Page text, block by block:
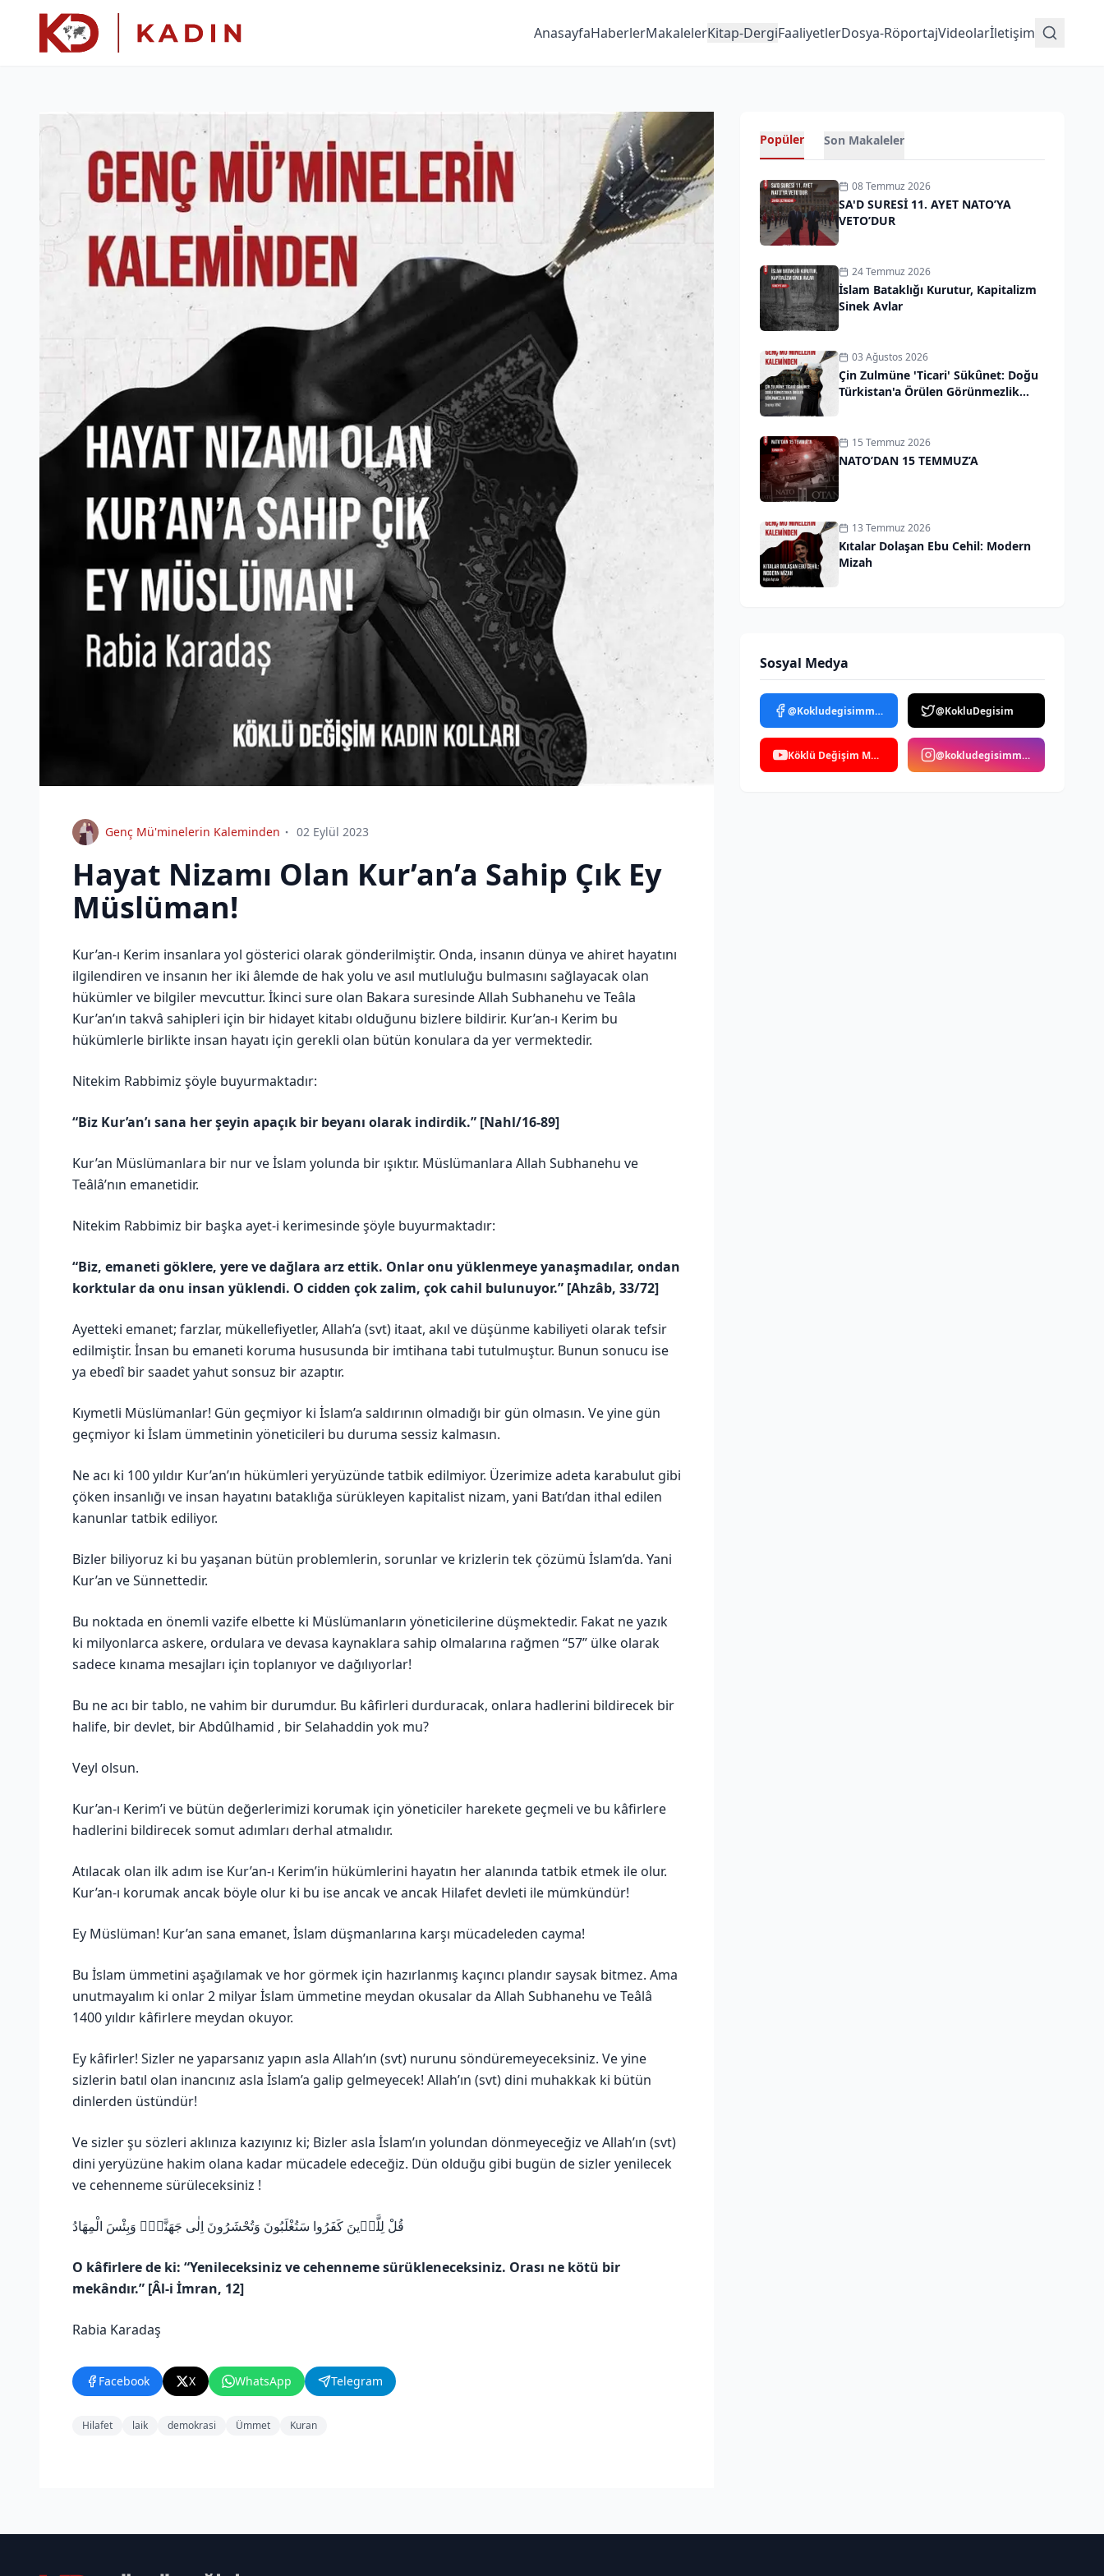
AnasayfaHaberlerMakalelerKitap-DergiFaaliyetlerDosya-RöportajVideolarİletişim
Genç Mü'minelerin Kaleminden 02 Eylül 2023
Hayat Nizamı Olan Kur’an’a Sahip Çık Ey
Müslüman!
Kur’an-ı Kerim insanlara yol gösterici olarak gönderilmiştir. Onda, insanın dünya ve ahiret hayatını
ilgilendiren ve insanın her iki âlemde de hak yolu ve asıl mutluluğu bulmasını sağlayacak olan
hükümler ve bilgiler mevcuttur. İkinci sure olan Bakara suresinde Allah Subhanehu ve Teâla
Kur’an’ın takvâ sahipleri için bir hidayet kitabı olduğunu bizlere bildirir. Kur’an-ı Kerim bu
hükümlerle birlikte insan hayatı için gerekli olan bütün konulara da yer vermektedir.
Nitekim Rabbimiz şöyle buyurmaktadır:
“Biz Kur’an’ı sana her şeyin apaçık bir beyanı olarak indirdik.” [Nahl/16-89]
Kur’an Müslümanlara bir nur ve İslam yolunda bir ışıktır. Müslümanlara Allah Subhanehu ve
Teâlâ’nın emanetidir.
Nitekim Rabbimiz bir başka ayet-i kerimesinde şöyle buyurmaktadır:
“Biz, emaneti göklere, yere ve dağlara arz ettik. Onlar onu yüklenmeye yanaşmadılar, ondan
korktular da onu insan yüklendi. O cidden çok zalim, çok cahil bulunuyor.” [Ahzâb, 33/72]
Ayetteki emanet; farzlar, mükellefiyetler, Allah’a (svt) itaat, akıl ve düşünme kabiliyeti olarak tefsir
edilmiştir. İnsan bu emaneti koruma hususunda bir imtihana tabi tutulmuştur. Bunun sonucu ise
ya ebedî bir saadet yahut sonsuz bir azaptır.
Kıymetli Müslümanlar! Gün geçmiyor ki İslam’a saldırının olmadığı bir gün olmasın. Ve yine gün
geçmiyor ki İslam ümmetinin yöneticileri bu duruma sessiz kalmasın.
Ne acı ki 100 yıldır Kur’an’ın hükümleri yeryüzünde tatbik edilmiyor. Üzerimize adeta karabulut gibi
çöken insanlığı ve insan hayatını bataklığa sürükleyen kapitalist nizam, yani Batı’dan ithal edilen
kanunlar tatbik ediliyor.
Bizler biliyoruz ki bu yaşanan bütün problemlerin, sorunlar ve krizlerin tek çözümü İslam’da. Yani
Kur’an ve Sünnettedir.
Bu noktada en önemli vazife elbette ki Müslümanların yöneticilerine düşmektedir. Fakat ne yazık
ki milyonlarca askere, ordulara ve devasa kaynaklara sahip olmalarına rağmen “57” ülke olarak
sadece kınama mesajları için toplanıyor ve dağılıyorlar!
Bu ne acı bir tablo, ne vahim bir durumdur. Bu kâfirleri durduracak, onlara hadlerini bildirecek bir
halife, bir devlet, bir Abdûlhamid , bir Selahaddin yok mu?
Veyl olsun.
Kur’an-ı Kerim’i ve bütün değerlerimizi korumak için yöneticiler harekete geçmeli ve bu kâfirlere
hadlerini bildirecek somut adımları derhal atmalıdır.
Atılacak olan ilk adım ise Kur’an-ı Kerim’in hükümlerini hayatın her alanında tatbik etmek ile olur.
Kur’an-ı korumak ancak böyle olur ki bu ise ancak ve ancak Hilafet devleti ile mümkündür!
Ey Müslüman! Kur’an sana emanet, İslam düşmanlarına karşı mücadeleden cayma!
Bu İslam ümmetini aşağılamak ve hor görmek için hazırlanmış kaçıncı plandır saysak bitmez. Ama
unutmayalım ki onlar 2 milyar İslam ümmetine meydan okusalar da Allah Subhanehu ve Teâlâ
1400 yıldır kâfirlere meydan okuyor.
Ey kâfirler! Sizler ne yaparsanız yapın asla Allah’ın (svt) nurunu söndüremeyeceksiniz. Ve yine
sizlerin batıl olan inancınız asla İslam’a galip gelmeyecek! Allah’ın (svt) dini muhakkak ki bütün
dinlerden üstündür!
Ve sizler şu sözleri aklınıza kazıyınız ki; Bizler asla İslam’ın yolundan dönmeyeceğiz ve Allah’ın (svt)
dini yeryüzüne hakim olana kadar mücadele edeceğiz. Dün olduğu gibi bugün de sizler yenilecek
ve cehenneme sürüleceksiniz !
‎قُلْ لِلَّذ۪ينَ كَفَرُوا سَتُغْلَبُونَ وَتُحْشَرُونَ اِلٰى جَهَنَّمَۜ وَبِئْسَ الْمِهَادُ
O kâfirlere de ki: “Yenileceksiniz ve cehenneme sürükleneceksiniz. Orası ne kötü bir
mekândır.” [Âl-i İmran, 12]
Rabia Karadaş
Facebook X WhatsApp Telegram
Hilafet laik demokrasi Ümmet Kuran
Popüler Son Makaleler
08 Temmuz 2026
SA'D SURESİ 11. AYET NATO’YA
VETO’DUR
24 Temmuz 2026
İslam Bataklığı Kurutur, Kapitalizm
Sinek Avlar
03 Ağustos 2026
Çin Zulmüne 'Ticari' Sükûnet: Doğu
Türkistan'a Örülen Görünmezlik
15 Temmuz 2026
NATO’DAN 15 TEMMUZ’A
13 Temmuz 2026
Kıtalar Dolaşan Ebu Cehil: Modern
Mizah
Sosyal Medya
@Kokludegisimmedya @KokluDegisim
Köklü Değişim Medya @kokludegisimmedya